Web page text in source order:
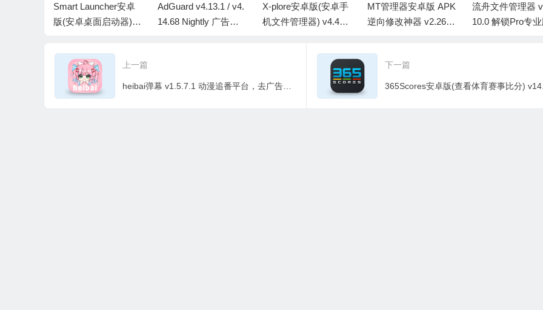
Smart Launcher安卓
版(安卓桌面启动器) v
AdGuard v4.13.1 / v4.
14.68 Nightly 广告拦
X-plore安卓版(安卓手
机文件管理器) v4.49.1
MT管理器安卓版 APK
逆向修改神器 v2.26.8
流舟文件管理器
10.0 解锁Pro专
上一篇 下一篇